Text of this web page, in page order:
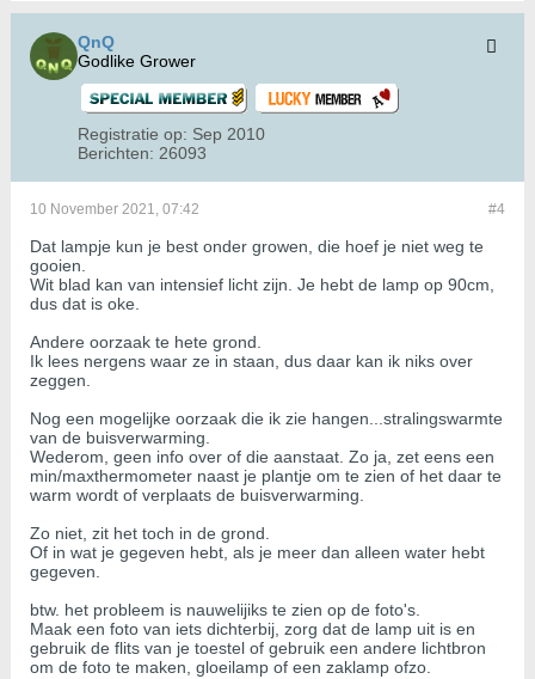
QnQ
Godlike Grower
Registratie op: Sep 2010
Berichten: 26093
#4
10 November 2021, 07:42
Dat lampje kun je best onder growen, die hoef je niet weg te
gooien.
Wit blad kan van intensief licht zijn. Je hebt de lamp op 90cm,
dus dat is oke.
Andere oorzaak te hete grond.
Ik lees nergens waar ze in staan, dus daar kan ik niks over
zeggen.
Nog een mogelijke oorzaak die ik zie hangen...stralingswarmte
van de buisverwarming.
Wederom, geen info over of die aanstaat. Zo ja, zet eens een
min/maxthermometer naast je plantje om te zien of het daar te
warm wordt of verplaats de buisverwarming.
Zo niet, zit het toch in de grond.
Of in wat je gegeven hebt, als je meer dan alleen water hebt
gegeven.
btw. het probleem is nauwelijiks te zien op de foto's.
Maak een foto van iets dichterbij, zorg dat de lamp uit is en
gebruik de flits van je toestel of gebruik een andere lichtbron
om de foto te maken, gloeilamp of een zaklamp ofzo.